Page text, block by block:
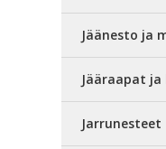
Jäänesto ja
Jääraapat
Jarrunesteet